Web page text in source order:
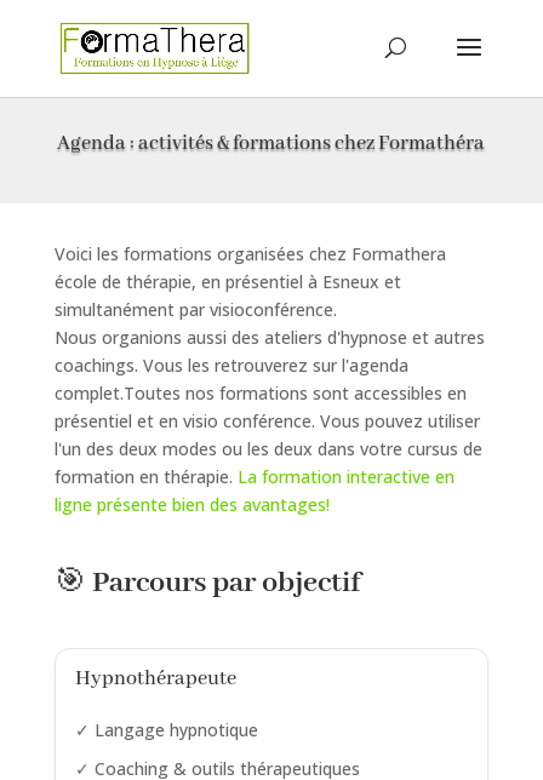
Agenda : activités & formations chez Formathéra
Voici les formations organisées chez Formathera
école de thérapie, en présentiel à Esneux et
simultanément par visioconférence.
Nous organions aussi des ateliers d'hypnose et autres
coachings. Vous les retrouverez sur l'agenda
complet.Toutes nos formations sont accessibles en
présentiel et en visio conférence. Vous pouvez utiliser
l'un des deux modes ou les deux dans votre cursus de
formation en thérapie. La formation interactive en
ligne présente bien des avantages!
🎯 Parcours par objectif
Hypnothérapeute
✓ Langage hypnotique
✓ Coaching & outils thérapeutiques